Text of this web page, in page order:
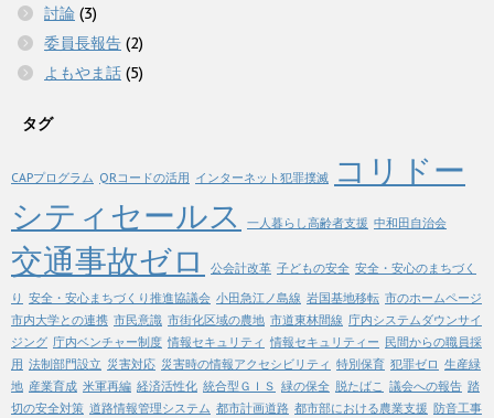
討論 (3)
委員長報告 (2)
よもやま話 (5)
タグ
CAPプログラム QRコードの活用 インターネット犯罪撲滅
コリドー
シティセールス
一人暮らし高齢者支援 中和田自治会
交通事故ゼロ 公会計改革 子どもの安全 安全・安心のまちづく
り 安全・安心まちづくり推進協議会 小田急江ノ島線 岩国基地移転 市のホームページ
市内大学との連携 市民意識 市街化区域の農地 市道東林間線 庁内システムダウンサイ
ジング 庁内ベンチャー制度 情報セキュリティ 情報セキュリティー 民間からの職員採
用 法制部門設立 災害対応 災害時の情報アクセシビリティ 特別保育 犯罪ゼロ 生産緑
地 産業育成 米軍再編 経済活性化 統合型ＧＩＳ 緑の保全 脱たばこ 議会への報告 踏
切の安全対策 道路情報管理システム 都市計画道路 都市部における農業支援 防音工事